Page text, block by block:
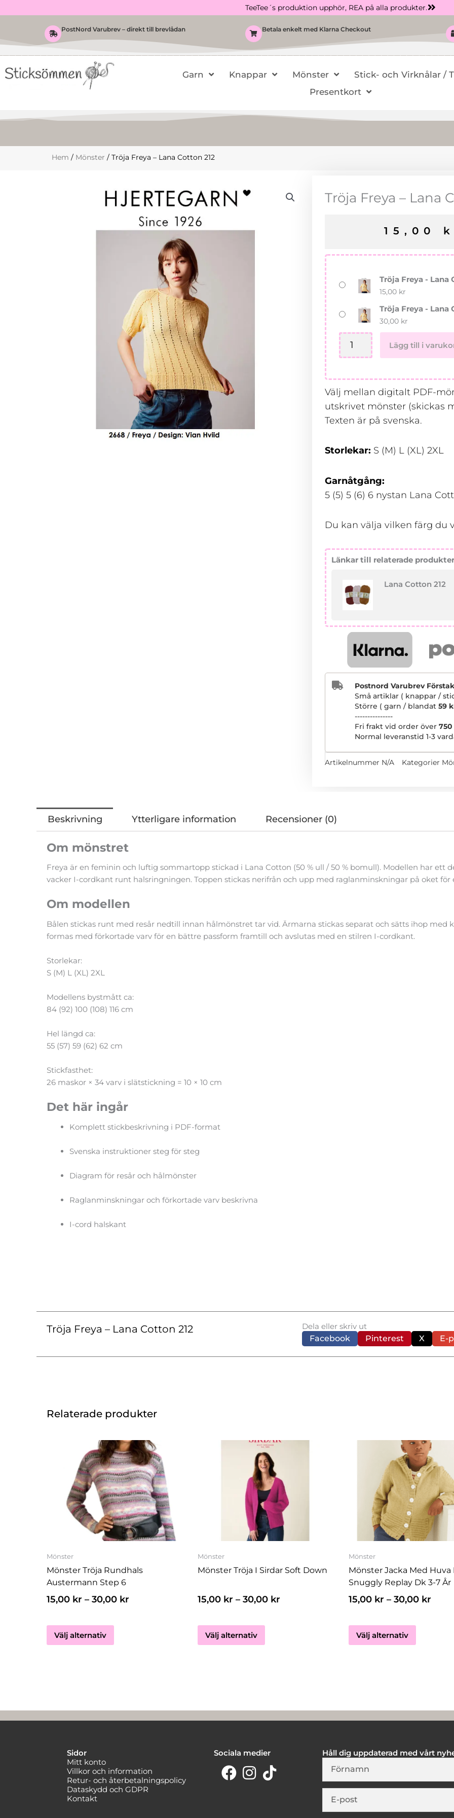
till
TeeTee´s produktion upphör, REA på alla produkter.
PostNord Varubrev – direkt till brevlådan Betala enkelt med Klarna Checkout
Garn Knappar Mönster
Stick- och Virknålar /
Presentkort
Hem / Mönster / Tröja Freya – Lana Cotton 212
Tröja Freya – Lana
15,00
Tröja Freya - Lana
15,00 kr
Tröja Freya - Lana
30,00 kr
Freya
Lana
Cotton
212
mängd
Lägg till i
Välj mellan digitalt PDF-
utskrivet mönster (skickas
Texten är på svenska.
Storlekar: S (M) L (XL) 2XL
Garnåtgång:
5 (5) 5 (6) 6 nystan Lana
Du kan välja vilken färg du
Länkar till relaterade produkter
Lana Cotton 212
Postnord Varubrev
Små artiklar ( knappar /
Större ( garn / blandat59
---------------
Fri frakt vid order över
Normal leveranstid 1-3
Artikelnummer N/A Kategorier
Beskrivning Ytterligare information Recensioner (0)
Om mönstret
Freya är en feminin och luftig sommartopp stickad i Lana Cotton (50 % ull / 50 % bomull). Modellen har ett
vacker I-cordkant runt halsringningen. Toppen stickas nerifrån och upp med raglanminskningar på oket för
Om modellen
Bålen stickas runt med resår nedtill innan hålmönstret tar vid. Ärmarna stickas separat och sätts ihop med
formas med förkortade varv för en bättre passform framtill och avslutas med en stilren I-cordkant.
Storlekar:
S (M) L (XL) 2XL
Modellens bystmått ca:
84 (92) 100 (108) 116 cm
Hel längd ca:
55 (57) 59 (62) 62 cm
Stickfasthet:
26 maskor × 34 varv i slätstickning = 10 × 10 cm
Det här ingår
Komplett stickbeskrivning i PDF-format
Svenska instruktioner steg för steg
Diagram för resår och hålmönster
Raglanminskningar och förkortade varv beskrivna
I-cord halskant
Tröja Freya – Lana Cotton 212
Dela eller skriv ut
Facebook
Pinterest X E-
Relaterade produkter
Mönster
Mönster Tröja Rundhals
Austermann Step 6
15,00 kr – 30,00 kr
Välj alternativ
Den
här
produkten
har
flera
varianter.
De
olika
alternativen
väljas
på
Mönster
Mönster Tröja I Sirdar Soft Down
15,00 kr – 30,00 kr
Välj alternativ
Den
här
produkten
har
flera
varianter.
De
olika
alternativen
väljas
Mönster
Mönster Jacka Med Huva I
Snuggly Replay Dk 3-7 År
15,00 kr – 30,00 kr
Välj alternativ
Den
här
produkten
har
flera
varianter.
De
olika
väljas
på
Sidor
Mitt konto
Villkor och information
Retur- och återbetalningspolicy
Dataskydd och GDPR
Kontakt
Sociala medier
Håll dig uppdaterad med vårt
post